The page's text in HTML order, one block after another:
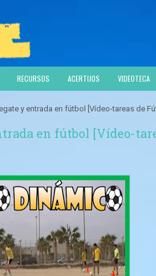
RECURSOS ACERTIJOS VIDEOTECA
y entrada en fútbol [Vídeo-tareas de
en fútbol [Vídeo-